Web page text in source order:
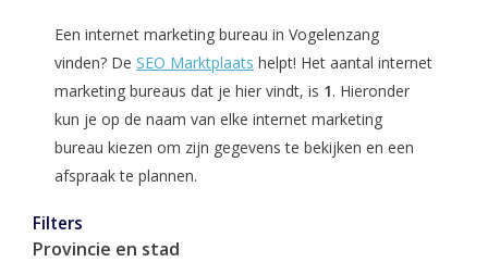
Een internet marketing bureau in Vogelenzang
vinden? De SEO Marktplaats helpt! Het aantal internet
marketing bureaus dat je hier vindt, is 1. Hieronder
kun je op de naam van elke internet marketing
bureau kiezen om zijn gegevens te bekijken en een
afspraak te plannen.
Filters
Provincie en stad